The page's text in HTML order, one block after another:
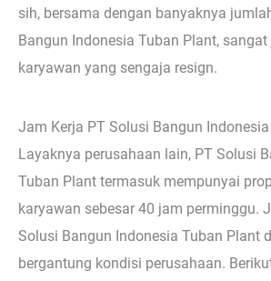
sih, bersama dengan banyaknya
Bangun Indonesia Tuban Plant,
karyawan yang sengaja resign.
Jam Kerja PT Solusi Bangun
Layaknya perusahaan lain, PT Solusi
Tuban Plant termasuk mempunyai
karyawan sebesar 40 jam perminggu.
Solusi Bangun Indonesia Tuban Plant
bergantung kondisi perusahaan.